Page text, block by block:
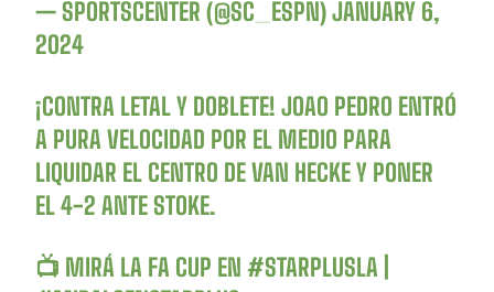
— SPORTSCENTER (@SC_ESPN)JANUARY 6,
2024
¡CONTRA LETAL Y DOBLETE! JOAO PEDRO ENTRÓ
A PURA VELOCIDAD POR EL MEDIO PARA
LIQUIDAR EL CENTRO DE VAN HECKE Y PONER
EL 4-2 ANTE STOKE.
📺 MIRÁ LA FA CUP EN#STARPLUSLA